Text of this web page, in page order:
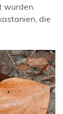
wurden.
die